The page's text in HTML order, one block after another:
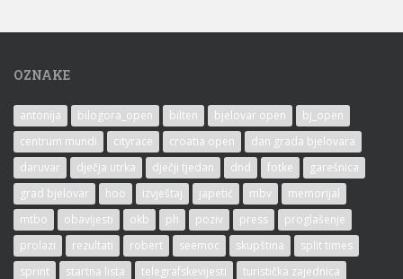
OZNAKE
antonija bilogora_open bilten bjelovar open
bj_open
centrum mundi
cityrace croatia open
dan grada bjelovara
daruvar
dječja utrka dječji tjedan dnd fotke
garešnica
grad bjelovar
hoo izvještaj japetić mbv
memorijal
mtbo
obavijesti okb ph poziv press
proglašenje
prolazi
rezultati robert seemoc skupština
split times
sprint
startna lista telegrafskevijesti turistička zajednica